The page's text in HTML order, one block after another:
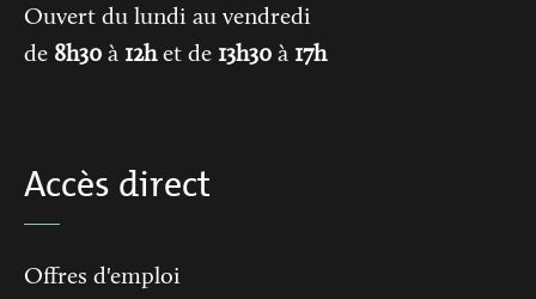
Ouvert du lundi au vendredi
de 8h30 à 12het de 13h30 à 17h
Accès direct
Offres d'emploi